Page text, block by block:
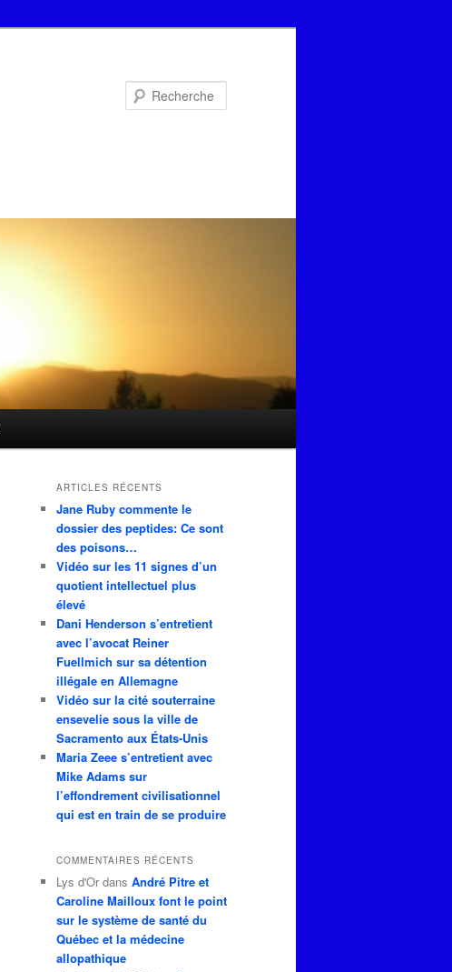
ARTICLES RÉCENTS
Jane Ruby commente le
dossier des peptides: Ce sont
des poisons…
Vidéo sur les 11 signes d’un
quotient intellectuel plus
élevé
Dani Henderson s’entretient
avec l’avocat Reiner
Fuellmich sur sa détention
illégale en Allemagne
Vidéo sur la cité souterraine
ensevelie sous la ville de
Sacramento aux États-Unis
Maria Zeee s’entretient avec
Mike Adams sur
l’effondrement civilisationnel
qui est en train de se produire
COMMENTAIRES RÉCENTS
Lys d'Or dans André Pitre et
Caroline Mailloux font le point
sur le système de santé du
Québec et la médecine
allopathique